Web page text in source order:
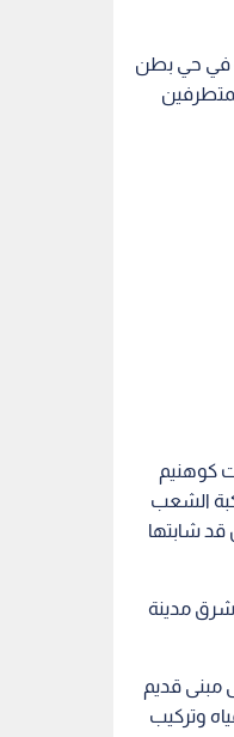
في حي بطن
كوهنيم
نكبة الشعب
قد شابتها
مدينة
مبنى قديم
وتركيب